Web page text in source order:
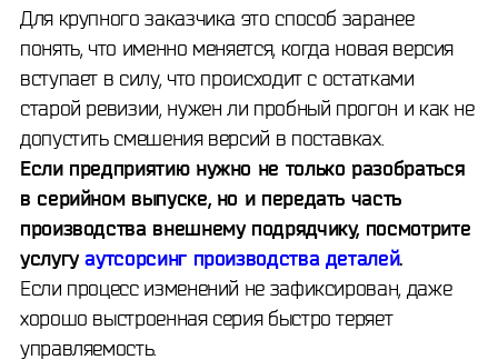
Для крупного заказчика это способ заранее
понять, что именно меняется, когда новая версия
вступает в силу, что происходит с остатками
старой ревизии, нужен ли пробный прогон и как не
допустить смешения версий в поставках.
Если предприятию нужно не только разобраться
в серийном выпуске, но и передать часть
производства внешнему подрядчику, посмотрите
услугуаутсорсинг производства деталей.
Если процесс изменений не зафиксирован, даже
хорошо выстроенная серия быстро теряет
управляемость.